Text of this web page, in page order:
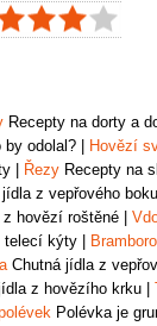
Recepty na dorty a
by odolal? Hovězí
Řezy Recepty na
z vepřového boku
hovězí roštěné
telecí kýty
Chutná jídla z
z hovězího krku
Polévka je